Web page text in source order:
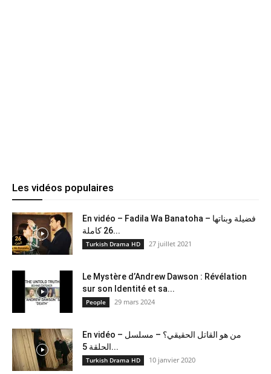
Les vidéos populaires
En vidéo – Fadila Wa Banatoha – فضيلة وبناتها
26 كاملة...
Turkish Drama HD 27 juillet 2021
Le Mystère d’Andrew Dawson : Révélation
sur son Identité et sa...
People 29 mars 2024
En vidéo – من هو القاتل الحقيقي؟ – مسلسل
الحلقة 5...
Turkish Drama HD 10 janvier 2020